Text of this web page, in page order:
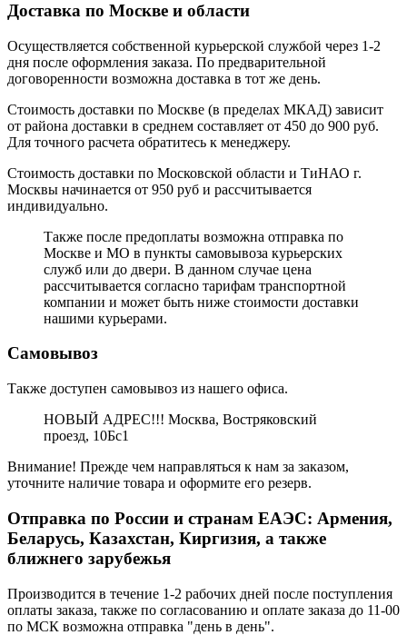
Доставка по Москве и области
Осуществляется собственной курьерской службой через 1-2
дня после оформления заказа. По предварительной
договоренности возможна доставка в тот же день.
Стоимость доставки по Москве (в пределах МКАД) зависит
от района доставки в среднем составляет от 450 до 900 руб.
Для точного расчета обратитесь к менеджеру.
Стоимость доставки по Московской области и ТиНАО г.
Москвы начинается от 950 руб и рассчитывается
индивидуально.
Также после предоплаты возможна отправка по
Москве и МО в пункты самовывоза курьерских
служб или до двери. В данном случае цена
рассчитывается согласно тарифам транспортной
компании и может быть ниже стоимости доставки
нашими курьерами.
Самовывоз
Также доступен самовывоз из нашего офиса.
НОВЫЙ АДРЕС!!! Москва, Востряковский
проезд, 10Бс1
Внимание! Прежде чем направляться к нам за заказом,
уточните наличие товара и оформите его резерв.
Отправка по России и странам ЕАЭС: Армения,
Беларусь, Казахстан, Киргизия, а также
ближнего зарубежья
Производится в течение 1-2 рабочих дней после поступления
оплаты заказа, также по согласованию и оплате заказа до 11-00
по МСК возможна отправка "день в день".